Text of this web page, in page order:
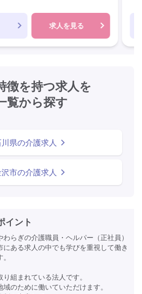
求人を見る
徴を持つ求人を
覧から探す
県の介護求人
市の介護求人
イント
らぎの介護職員・ヘルパー（正社員）
ある求人の中でも学びを重視して働き
組まれている法人です。
のために働いていただけます。